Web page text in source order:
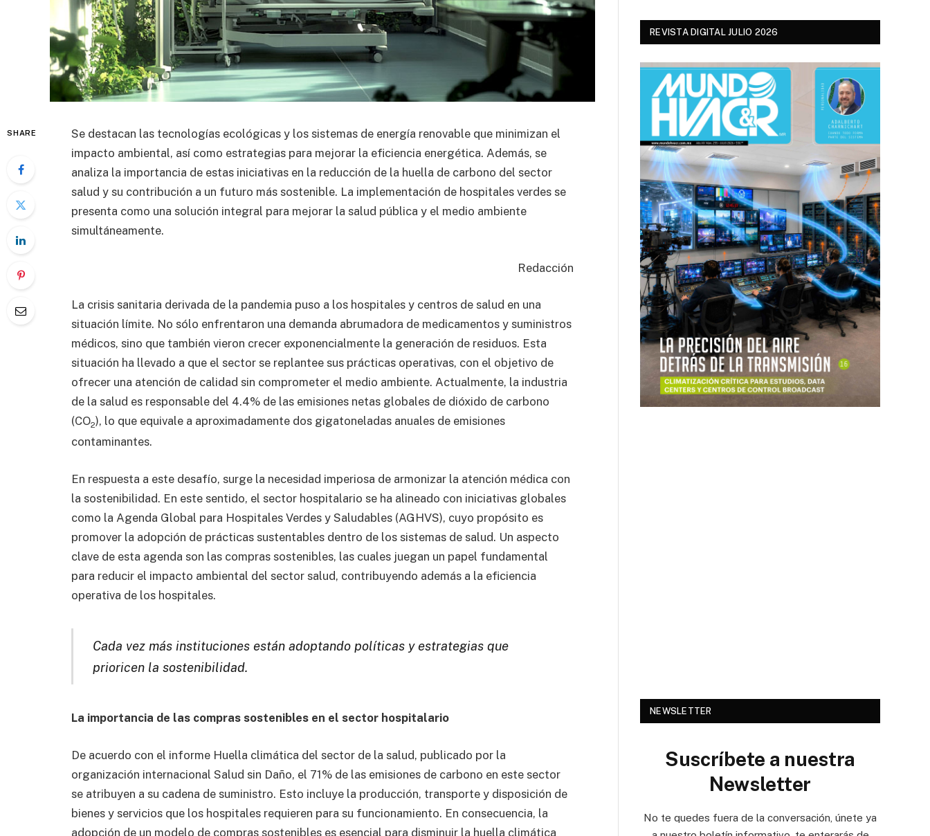
SHARE
Se destacan las tecnologías ecológicas y los sistemas de energía renovable que minimizan el
impacto ambiental, así como estrategias para mejorar la eficiencia energética. Además, se
analiza la importancia de estas iniciativas en la reducción de la huella de carbono del sector
salud y su contribución a un futuro más sostenible. La implementación de hospitales verdes se
presenta como una solución integral para mejorar la salud pública y el medio ambiente
simultáneamente.
Redacción
La crisis sanitaria derivada de la pandemia puso a los hospitales y centros de salud en una
situación límite. No sólo enfrentaron una demanda abrumadora de medicamentos y suministros
médicos, sino que también vieron crecer exponencialmente la generación de residuos. Esta
situación ha llevado a que el sector se replantee sus prácticas operativas, con el objetivo de
ofrecer una atención de calidad sin comprometer el medio ambiente. Actualmente, la industria
de la salud es responsable del 4.4% de las emisiones netas globales de dióxido de carbono
(CO2), lo que equivale a aproximadamente dos gigatoneladas anuales de emisiones
contaminantes.
En respuesta a este desafío, surge la necesidad imperiosa de armonizar la atención médica con
la sostenibilidad. En este sentido, el sector hospitalario se ha alineado con iniciativas globales
como la Agenda Global para Hospitales Verdes y Saludables (AGHVS), cuyo propósito es
promover la adopción de prácticas sustentables dentro de los sistemas de salud. Un aspecto
clave de esta agenda son las compras sostenibles, las cuales juegan un papel fundamental
para reducir el impacto ambiental del sector salud, contribuyendo además a la eficiencia
operativa de los hospitales.
Cada vez más instituciones están adoptando políticas y estrategias que
prioricen la sostenibilidad.
La importancia de las compras sostenibles en el sector hospitalario
De acuerdo con el informe Huella climática del sector de la salud, publicado por la
organización internacional Salud sin Daño, el 71% de las emisiones de carbono en este sector
se atribuyen a su cadena de suministro. Esto incluye la producción, transporte y disposición de
bienes y servicios que los hospitales requieren para su funcionamiento. En consecuencia, la
adopción de un modelo de compras sostenibles es esencial para disminuir la huella climática
REVISTA DIGITAL JULIO 2026
NEWSLETTER
Suscríbete a nuestra
Newsletter
No te quedes fuera de la conversación, únete ya